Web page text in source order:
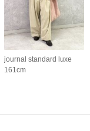
journal standard luxe
161cm